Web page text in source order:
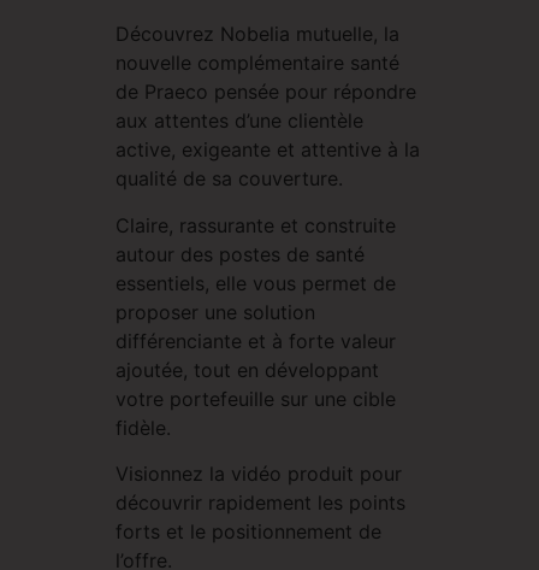
Découvrez Nobelia mutuelle, la
nouvelle complémentaire santé
de Praeco pensée pour répondre
aux attentes d’une clientèle
active, exigeante et attentive à la
qualité de sa couverture.
Claire, rassurante et construite
autour des postes de santé
essentiels, elle vous permet de
proposer une solution
différenciante et à forte valeur
ajoutée, tout en développant
votre portefeuille sur une cible
fidèle.
Visionnez la vidéo produit pour
découvrir rapidement les points
forts et le positionnement de
l’offre.